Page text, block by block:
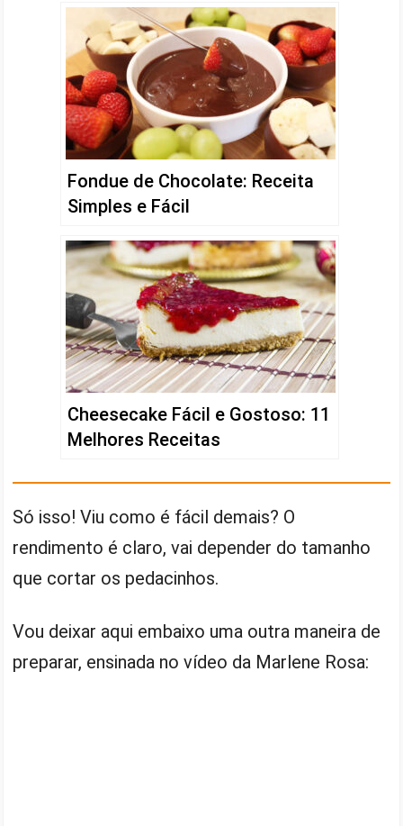
Fondue de Chocolate: Receita
Simples e Fácil
Cheesecake Fácil e Gostoso: 11
Melhores Receitas
Só isso! Viu como é fácil demais? O
rendimento é claro, vai depender do tamanho
que cortar os pedacinhos.
Vou deixar aqui embaixo uma outra maneira de
preparar, ensinada no vídeo da Marlene Rosa: